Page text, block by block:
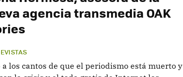
agencia transmedia OAK
a los cantos de que el periodismo está muerto y